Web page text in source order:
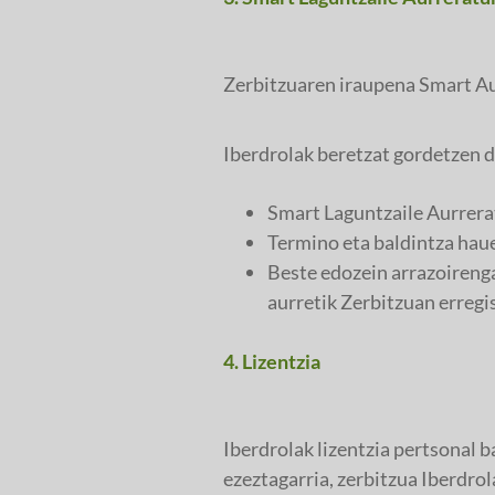
Zerbitzuaren iraupena Smart
Iberdrolak beretzat gordetzen
Smart Laguntzaile
Termino eta baldintza
Beste edozein
aurretik Zerbitzuan
4. Lizentzia
Iberdrolak lizentzia pertsonal
ezeztagarria, zerbitzua